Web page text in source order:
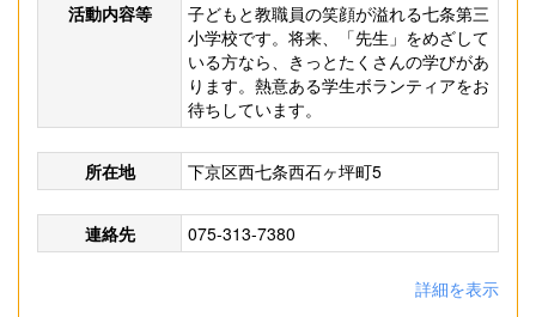
活動内容等
子どもと教職員の笑顔が溢れる七条第三
小学校です。将来、「先生」をめざして
いる方なら、きっとたくさんの学びがあ
ります。熱意ある学生ボランティアをお
待ちしています。
所在地 下京区西七条西石ヶ坪町5
連絡先 075-313-7380
詳細を表示